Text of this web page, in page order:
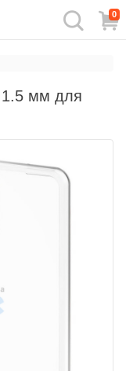
0
1.5 мм для